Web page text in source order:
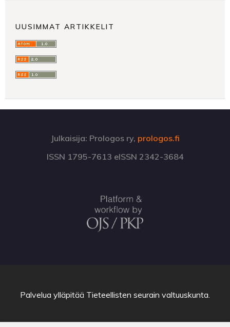
UUSIMMAT ARTIKKELIT
Julkaisija: Prologos ry, prologos.fi
ISSN 1795-7613 eISSN 2342-3684
Palvelua ylläpitää Tieteellisten seurain valtuuskunta.